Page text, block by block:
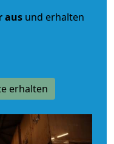
aus und erhalten
erhalten